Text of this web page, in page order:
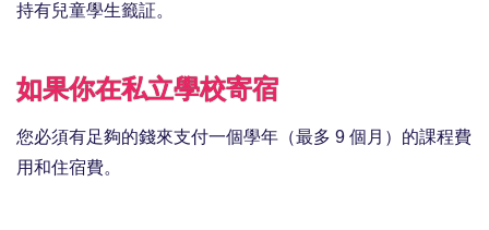
持有兒童學生籤証。
如果你在私立學校寄宿
您必須有足夠的錢來支付一個學年（最多 9 個月）的課程費
用和住宿費。